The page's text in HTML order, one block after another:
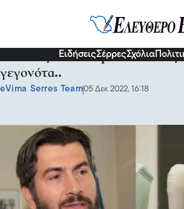
ΕιδήσειςΣέρρεςΣχόλια
Κιβωτός του Κόσμου:
γεγονότα..
eVima Serres Team05 Δεκ 2022, 16:18